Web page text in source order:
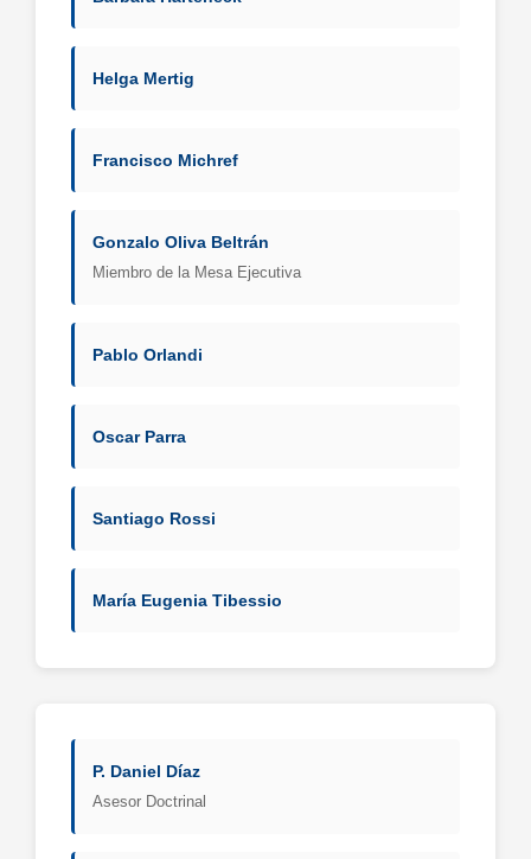
Helga Mertig
Francisco Michref
Gonzalo Oliva Beltrán
Miembro de la Mesa Ejecutiva
Pablo Orlandi
Oscar Parra
Santiago Rossi
María Eugenia Tibessio
P. Daniel Díaz
Asesor Doctrinal